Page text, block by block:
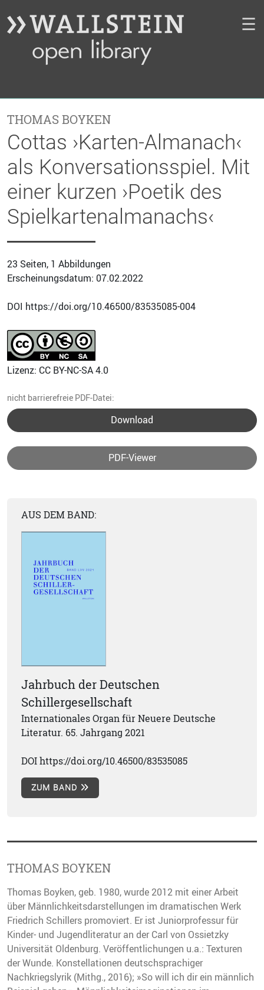
☰
THOMAS BOYKEN
Cottas ›Karten-Almanach‹
als Konversationsspiel. Mit
einer kurzen ›Poetik des
Spielkartenalmanachs‹
23 Seiten, 1 Abbildungen
Erscheinungsdatum: 07.02.2022
DOI https://doi.org/10.46500/83535085-004
Lizenz: CC BY-NC-SA 4.0
nicht barrierefreie PDF-Datei:
Download
PDF-Viewer
AUS DEM BAND:
Jahrbuch der Deutschen
Schillergesellschaft
Internationales Organ für Neuere Deutsche
Literatur. 65. Jahrgang 2021
DOI https://doi.org/10.46500/83535085
ZUM BAND
THOMAS BOYKEN
Thomas Boyken, geb. 1980, wurde 2012 mit einer Arbeit
über Männlichkeitsdarstellungen im dramatischen Werk
Friedrich Schillers promoviert. Er ist Juniorprofessur für
Kinder- und Jugendliteratur an der Carl von Ossietzky
Universität Oldenburg. Veröffentlichungen u.a.: Texturen
der Wunde. Konstellationen deutschsprachiger
Nachkriegslyrik (Mithg., 2016); »So will ich dir ein männlich